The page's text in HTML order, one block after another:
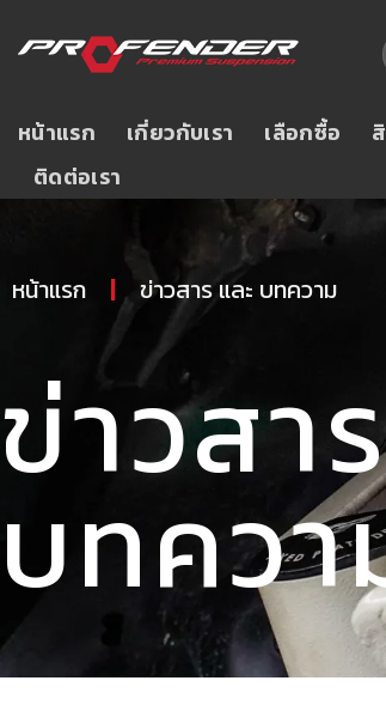
to
หน้าแรก เกี่ยวกับเรา เลือกซื้อ
ติดต่อเรา
หน้าแรก | ข่าวสาร และ บทความ
ข่าวสา
บทคว